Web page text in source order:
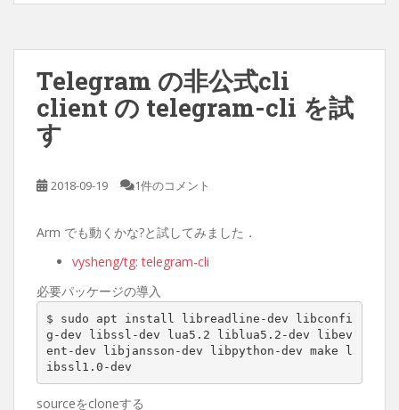
Telegram の非公式cli
client の telegram-cli を試
す
2018-09-19 1件のコメント
Arm でも動くかな?と試してみました．
vysheng/tg: telegram-cli
必要パッケージの導入
$ sudo apt install libreadline-dev libconfi
g-dev libssl-dev lua5.2 liblua5.2-dev libev
ent-dev libjansson-dev libpython-dev make l
ibssl1.0-dev
sourceをcloneする